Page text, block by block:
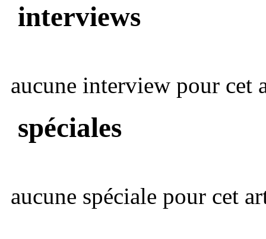
interviews
aucune interview pour cet
spéciales
aucune spéciale pour cet